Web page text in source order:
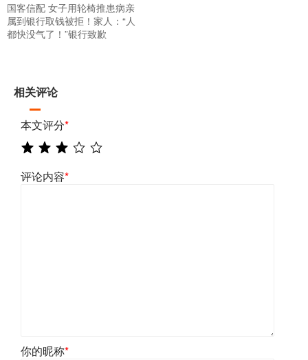
国客信配 女子用轮椅推患病亲
属到银行取钱被拒！家人：“人
都快没气了！”银行致歉
相关评论
本文评分*
评论内容*
你的昵称*